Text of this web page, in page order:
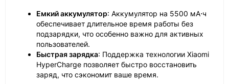
Емкий аккумулятор: Аккумулятор на 5500 мА⋅ч
обеспечивает длительное время работы без
подзарядки, что особенно важно для активных
пользователей.
Быстрая зарядка: Поддержка технологии Xiaomi
HyperCharge позволяет быстро восстановить
заряд, что сэкономит ваше время.